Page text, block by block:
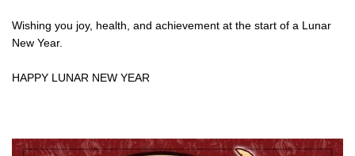
Wishing you joy, health, and achievement at the start of a Lunar
New Year.
HAPPY LUNAR NEW YEAR